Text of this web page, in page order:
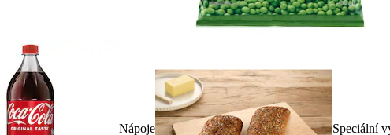
Nápoje Speciální